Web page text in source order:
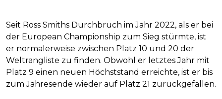
Seit Ross Smiths Durchbruch im Jahr 2022, als er bei
der European Championship zum Sieg stürmte, ist
er normalerweise zwischen Platz 10 und 20 der
Weltrangliste zu finden. Obwohl er letztes Jahr mit
Platz 9 einen neuen Höchststand erreichte, ist er bis
zum Jahresende wieder auf Platz 21 zurückgefallen.